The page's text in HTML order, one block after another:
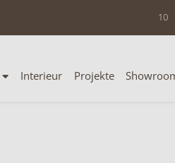
10
Interieur Projekte